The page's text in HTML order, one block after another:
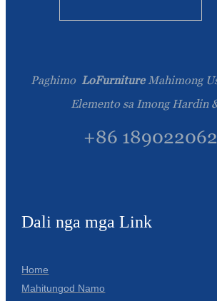
Paghimo LoFurnitureMahimong
Elemento sa Imong Hardin
+86
Dali nga mga Link
Home
Mahitungod Namo